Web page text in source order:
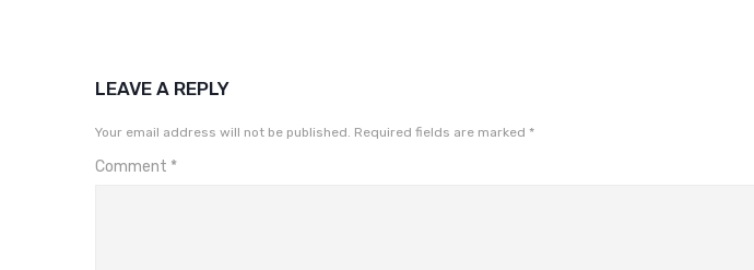
LEAVE A REPLY
Your email address will not be published. Required fields are marked *
Comment *